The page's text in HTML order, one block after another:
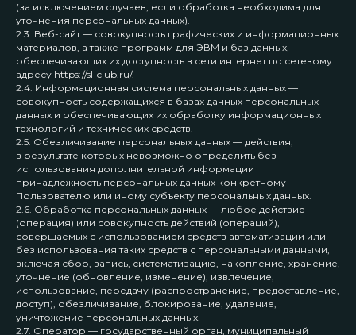
(за исключением случаев, если обработка необходима для
уточнения персональных данных).
2.3. Веб-сайт — совокупность графических и информационных
материалов, а также программ для ЭВМ и баз данных,
обеспечивающих их доступность в сети интернет по сетевому
адресу https://sl-club.ru/.
2.4. Информационная система персональных данных —
совокупность содержащихся в базах данных персональных
данных и обеспечивающих их обработку информационных
технологий и технических средств.
2.5. Обезличивание персональных данных — действия,
в результате которых невозможно определить без
использования дополнительной информации
принадлежность персональных данных конкретному
Пользователю или иному субъекту персональных данных.
2.6. Обработка персональных данных — любое действие
(операция) или совокупность действий (операций),
совершаемых с использованием средств автоматизации или
без использования таких средств с персональными данными,
включая сбор, запись, систематизацию, накопление, хранение,
уточнение (обновление, изменение), извлечение,
использование, передачу (распространение, предоставление,
доступ), обезличивание, блокирование, удаление,
уничтожение персональных данных.
2.7. Оператор — государственный орган, муниципальный